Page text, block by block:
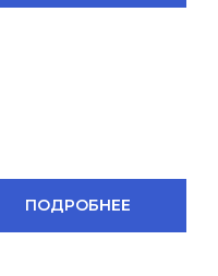
ПОДРОБНЕЕ